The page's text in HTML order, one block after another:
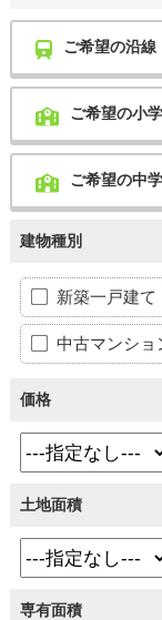
ご希望の沿
ご希望の小
ご希望の中
建物種別
新築一戸建て
中古マンショ
価格
土地面積
専有面積